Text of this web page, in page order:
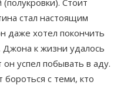
стал настоящим
даже хотел покончить
к жизни удалось
успел побывать в аду.
бороться с теми, кто